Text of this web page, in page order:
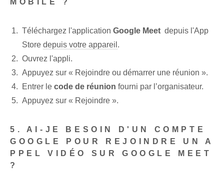
MOBILE ?
Téléchargez l'application Google Meet ​ depuis l'App
Store⁢ depuis votre appareil .
Ouvrez l'appli.
Appuyez sur « Rejoindre ou démarrer une réunion ».
Entrer le code de réunion fourni⁢ par l’organisateur.
Appuyez sur⁣ « Rejoindre ».
5. AI-JE BESOIN D'UN COMPTE
GOOGLE POUR REJOINDRE UN A
PPEL VIDÉO SUR GOOGLE MEET
?